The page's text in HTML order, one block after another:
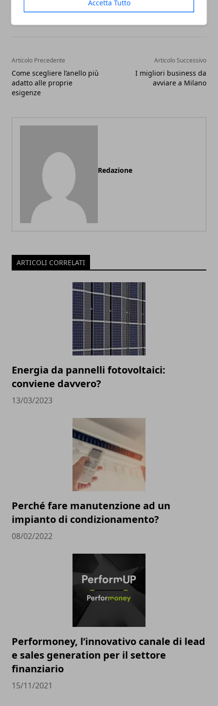
Accetta Tutto
Whatsapp
Articolo Precedente
Come scegliere l’anello più
adatto alle proprie
esigenze
Articolo Successivo
I migliori business da
avviare a Milano
Redazione
ARTICOLI CORRELATI
Energia da pannelli fotovoltaici:
conviene davvero?
13/03/2023
Perché fare manutenzione ad un
impianto di condizionamento?
08/02/2022
Performoney, l’innovativo canale di lead
e sales generation per il settore
finanziario
15/11/2021